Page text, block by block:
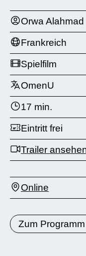
Orwa Alahmad
Frankreich
Spielfilm
OmenU
17 min.
Eintritt frei
Trailer
Online
Zum